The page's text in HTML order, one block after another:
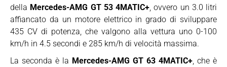
della Mercedes-AMG GT 53 4MATIC+, ovvero un 3.0 litri
affiancato da un motore elettrico in grado di sviluppare
435 CV di potenza, che valgono alla vettura uno 0-100
km/h in 4.5 secondi e 285 km/h di velocità massima.
La seconda è la Mercedes-AMG GT 63 4MATIC+, che è